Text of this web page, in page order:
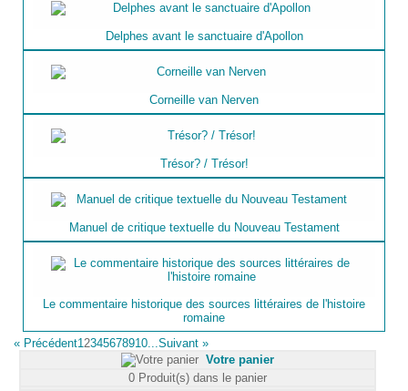
Delphes avant le sanctuaire d'Apollon
Corneille van Nerven
Trésor? / Trésor!
Manuel de critique textuelle du Nouveau Testament
Le commentaire historique des sources littéraires de l'histoire
romaine
« Précédent12345678910...Suivant »
Votre panier
0 Produit(s) dans le panier